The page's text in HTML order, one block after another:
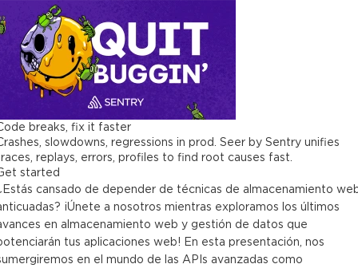
breaks, fix it faster
slowdowns, regressions in prod. Seer by Sentry unifies
replays, errors, profiles to find root causes fast.
started
cansado de depender de técnicas de almacenamiento
¡Únete a nosotros mientras exploramos los últimos
en almacenamiento web y gestión de datos que
tus aplicaciones web! En esta presentación, nos
en el mundo de las APIs avanzadas como